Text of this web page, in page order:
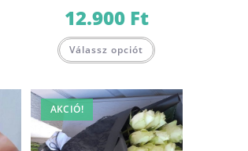
12.900 Ft
Válassz opciót
AKCIÓ!